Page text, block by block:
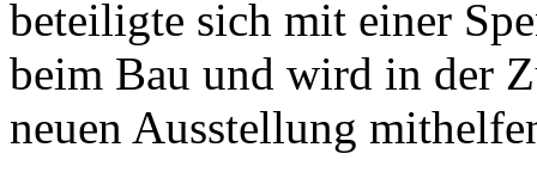
beteiligte sich mit einer
beim Bau und wird in der
neuen Ausstellung